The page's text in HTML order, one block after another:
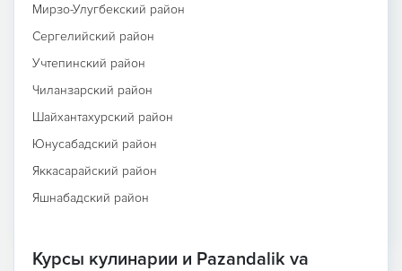
Мирзо-Улугбекский район
Сергелийский район
Учтепинский район
Чиланзарский район
Шайхантахурский район
Юнусабадский район
Яккасарайский район
Яшнабадский район
Курсы кулинарии и Pazandalik va